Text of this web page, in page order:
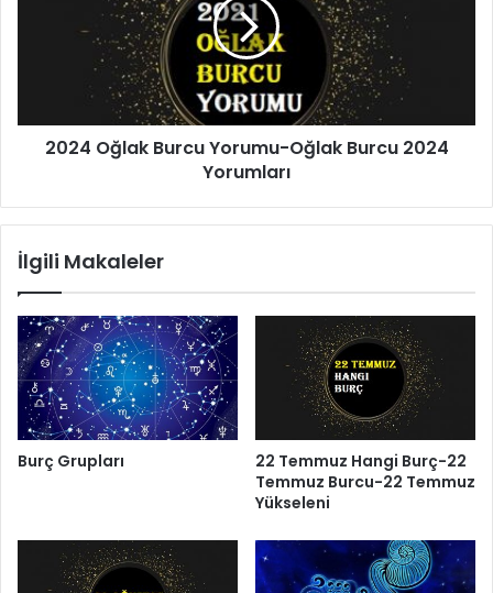
2024 Oğlak Burcu Yorumu-Oğlak Burcu 2024
Yorumları
İlgili Makaleler
Burç Grupları
22 Temmuz Hangi Burç-22
Temmuz Burcu-22 Temmuz
Yükseleni